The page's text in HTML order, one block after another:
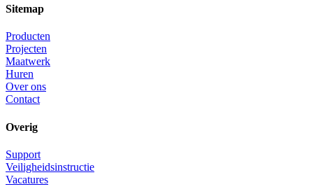
Sitemap
Producten
Projecten
Maatwerk
Huren
Over ons
Contact
Overig
Support
Veiligheidsinstructie
Vacatures